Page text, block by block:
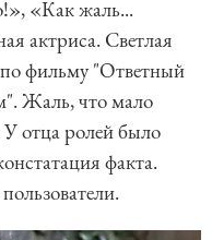
«Как жаль...
актриса. Светлая
фильму "Ответный
Жаль, что мало
У отца ролей было
факта.